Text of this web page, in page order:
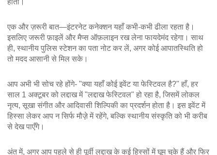
होता।
एक और ज़रूरी बात—इंटरनेट कनेक्शन यहाँ कभी‑कभी ढीला रहता है।
इसलिए जरूरी फ़ाइलें और मैप्स ऑफ़लाइन रख लेना फायदेमंद रहेगा। साथ
ही, स्थानीय पुलिस स्टेशन का पता नोट कर लें, अगर कोई आपातस्थिति हो
तो मदद आसानी से मिल सके।
आप अभी भी सोच रहे होंगे‑ "क्या यहाँ कोई इवेंट या फेस्टिवल है?" हाँ, हर
साल 1 अक्टूबर को लद्दाख में "लद्दाख फेस्टिवल" हो रहा है, जिसमें लोकल
नृत्य, सूखा संगीत और आदिवासी शिल्पिकी का प्रदर्शन होता है। इस इवेंट में
हिस्सा लेकर आप न सिर्फ मौज़े़ में रहेंगे, बल्कि स्थानीय संस्कृति को भी करीब
से देख पाएँगे।
अंत में, अगर आप पहले से ही पूर्वी लद्दाख के कई हिस्सों में घूम चुके हैं और फिर